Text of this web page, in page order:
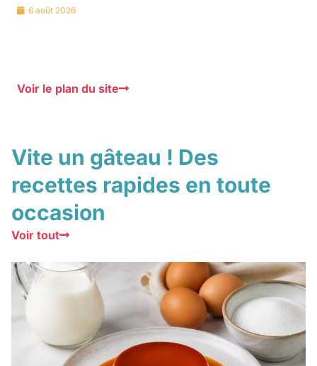
6 août 2026
Voir le plan du site
Vite un gâteau ! Des
recettes rapides en toute
occasion
Voir tout